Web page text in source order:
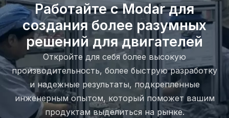
Работайте с Modar для
создания более разумных
решений для двигателей
Откройте для себя более высокую
производительность, более быструю разработку
и надежные результаты, подкрепленные
инженерным опытом, который поможет вашим
продуктам выделиться на рынке.